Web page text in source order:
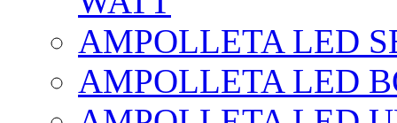
AMPOLLETA LED
AMPOLLETA LED